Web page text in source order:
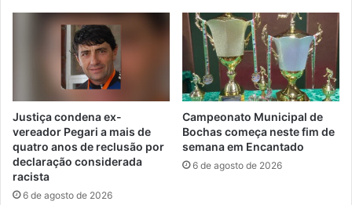
Justiça condena ex-
vereador Pegari a mais de
quatro anos de reclusão por
declaração considerada
racista
6 de agosto de 2026
Campeonato Municipal de
Bochas começa neste fim de
semana em Encantado
6 de agosto de 2026